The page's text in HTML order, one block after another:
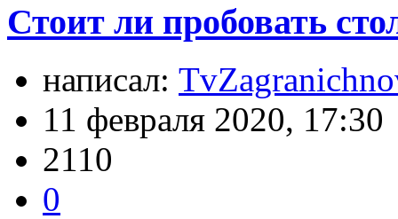
Стоит ли пробовать
написал:
11 февраля 2020, 17:30
2110
0